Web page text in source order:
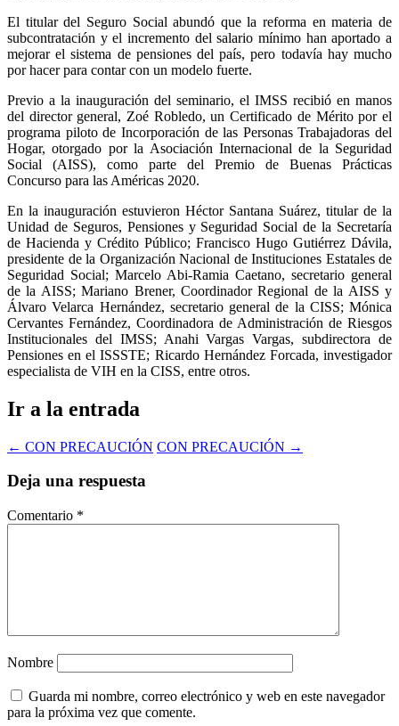
El titular del Seguro Social abundó que la reforma en materia de
subcontratación y el incremento del salario mínimo han aportado a
mejorar el sistema de pensiones del país, pero todavía hay mucho
por hacer para contar con un modelo fuerte.
Previo a la inauguración del seminario, el IMSS recibió en manos
del director general, Zoé Robledo, un Certificado de Mérito por el
programa piloto de Incorporación de las Personas Trabajadoras del
Hogar, otorgado por la Asociación Internacional de la Seguridad
Social (AISS), como parte del Premio de Buenas Prácticas
Concurso para las Américas 2020.
En la inauguración estuvieron Héctor Santana Suárez, titular de la
Unidad de Seguros, Pensiones y Seguridad Social de la Secretaría
de Hacienda y Crédito Público; Francisco Hugo Gutiérrez Dávila,
presidente de la Organización Nacional de Instituciones Estatales de
Seguridad Social; Marcelo Abi-Ramia Caetano, secretario general
de la AISS; Mariano Brener, Coordinador Regional de la AISS y
Álvaro Velarca Hernández, secretario general de la CISS; Mónica
Cervantes Fernández, Coordinadora de Administración de Riesgos
Institucionales del IMSS; Anahi Vargas Vargas, subdirectora de
Pensiones en el ISSSTE; Ricardo Hernández Forcada, investigador
especialista de VIH en la CISS, entre otros.
Ir a la entrada
← CON PRECAUCIÓN CON PRECAUCIÓN →
Deja una respuesta
Comentario *
Nombre
Guarda mi nombre, correo electrónico y web en este navegador
para la próxima vez que comente.